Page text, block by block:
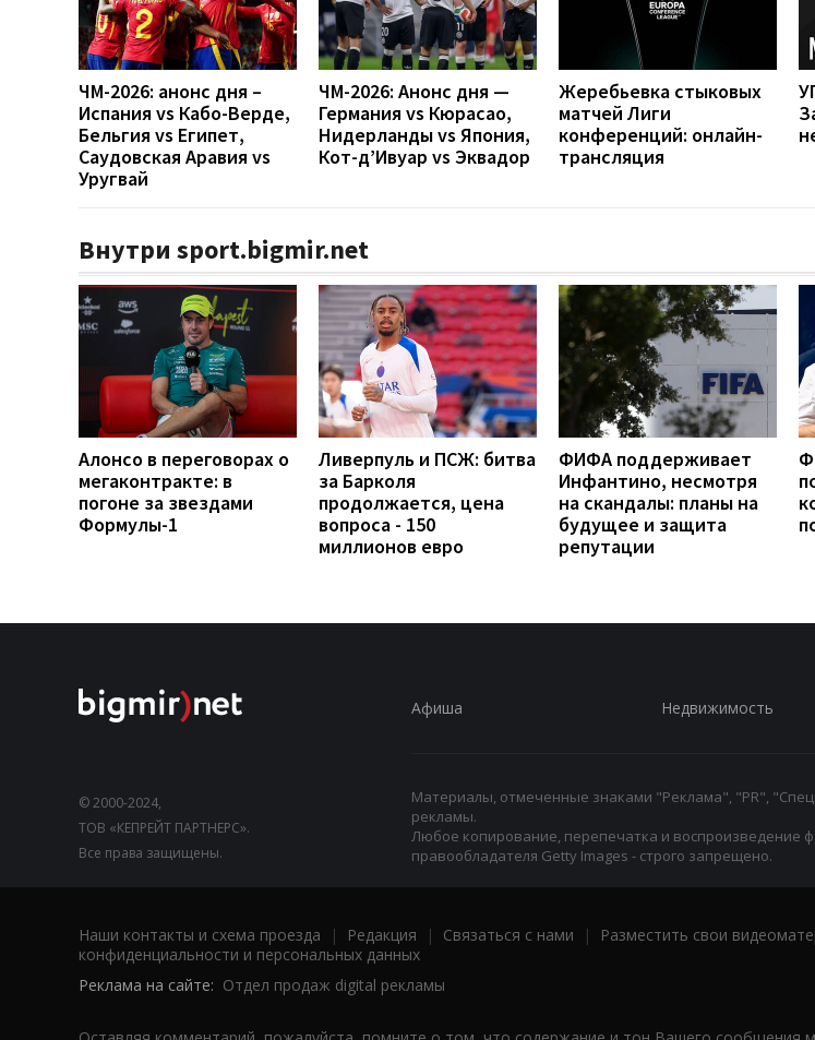
ЧМ-2026: анонс дня –
Испания vs Кабо-Верде,
Бельгия vs Египет,
Саудовская Аравия vs
Уругвай
ЧМ-2026: Анонс дня —
Германия vs Кюрасао,
Нидерланды vs Япония,
Кот-д’Ивуар vs Эквадор
Жеребьевка стыковых
матчей Лиги
конференций: онлайн-
трансляция
Внутри sport.bigmir.net
Алонсо в переговорах о
мегаконтракте: в
погоне за звездами
Формулы-1
Ливерпуль и ПСЖ: битва
за Барколя
продолжается, цена
вопроса - 150
миллионов евро
ФИФА поддерживает
Инфантино, несмотря
на скандалы: планы на
будущее и защита
репутации
© 2000-2024,
ТОВ «КЕПРЕЙТ ПАРТНЕРС».
Все права защищены.
Афиша Недвижимость
Материалы, отмеченные знаками "Реклама", "PR",
рекламы.
Любое копирование, перепечатка и воспроизведение
правообладателя Getty Images - строго запрещено.
Наши контакты и схема проезда | Редакция | Связаться с нами | Разместить свои
конфиденциальности и персональных данных
Реклама на сайте: Отдел продаж digital рекламы